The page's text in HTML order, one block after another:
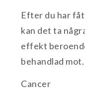
Efter du har
kan det ta
effekt
behandlad mot.
Cancer